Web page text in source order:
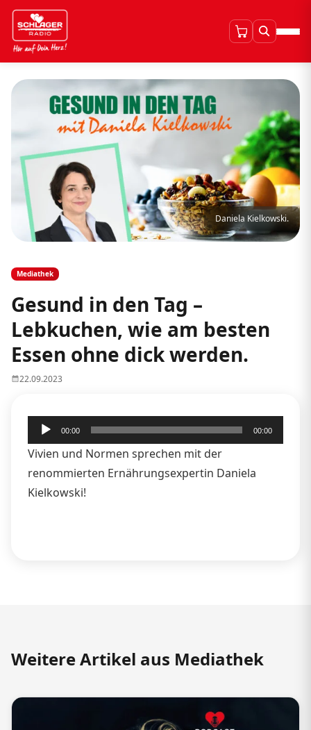
Daniela Kielkowski.
Mediathek
Gesund in den Tag –
Lebkuchen, wie am besten
Essen ohne dick werden.
22.09.2023
Audio-
Player
00:00 00:00
Vivien und Normen sprechen mit der
renommierten Ernährungsexpertin Daniela
Kielkowski!
Weitere Artikel aus Mediathek